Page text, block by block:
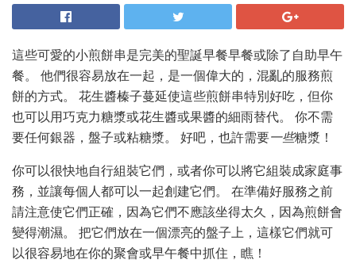
這些可愛的小煎餅串是完美的聖誕早餐早餐或除了自助早午
餐。 他們很容易放在一起，是一個偉大的，混亂的服務煎
餅的方式。 花生醬榛子蔓延使這些煎餅串特別好吃，但你
也可以用巧克力糖漿或花生醬或果醬的細雨替代。 你不需
要任何銀器，盤子或粘糖漿。 好吧，也許需要一些糖漿！
你可以很快地自行組裝它們，或者你可以將它組裝成家庭事
務，並讓每個人都可以一起創建它們。 在準備好服務之前
請注意使它們正確，因為它們不應該坐得太久，因為煎餅會
變得潮濕。 把它們放在一個漂亮的盤子上，這樣它們就可
以很容易地在你的聚會或早午餐中抓住，瞧！